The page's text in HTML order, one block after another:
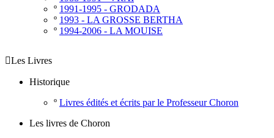
º 1991-1995 - GRODADA
º 1993 - LA GROSSE BERTHA
º 1994-2006 - LA MOUISE
Les Livres
Historique
º Livres édités et écrits par le Professeur Choron
Les livres de Choron